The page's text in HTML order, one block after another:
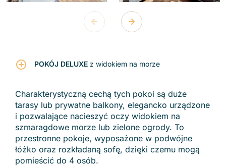
POKÓJ DELUXE z widokiem na morze
Charakterystyczną cechą tych pokoi są duże
tarasy lub prywatne balkony, elegancko urządzone
i pozwalające nacieszyć oczy widokiem na
szmaragdowe morze lub zielone ogrody. To
przestronne pokoje, wyposażone w podwójne
łóżko oraz rozkładaną sofę, dzięki czemu mogą
pomieścić do 4 osób.